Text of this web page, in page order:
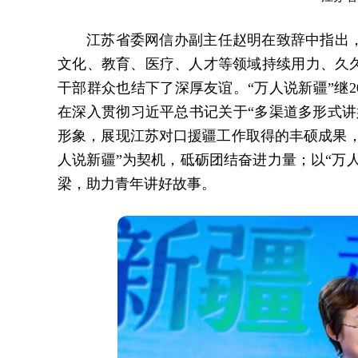
江苏省委网信办副主任赵明在致辞中指
文化、教育、医疗、人才等领域持续用力、
干部群众也结下了深厚友谊。“万人说新疆”继
在深入贯彻习近平总书记关于“多渠道多形式
形象，展现江苏对口援疆工作取得的丰硕成果
人说新疆”为契机，砥砺团结奋进力量；以“万
梁，助力青年讲好故事。